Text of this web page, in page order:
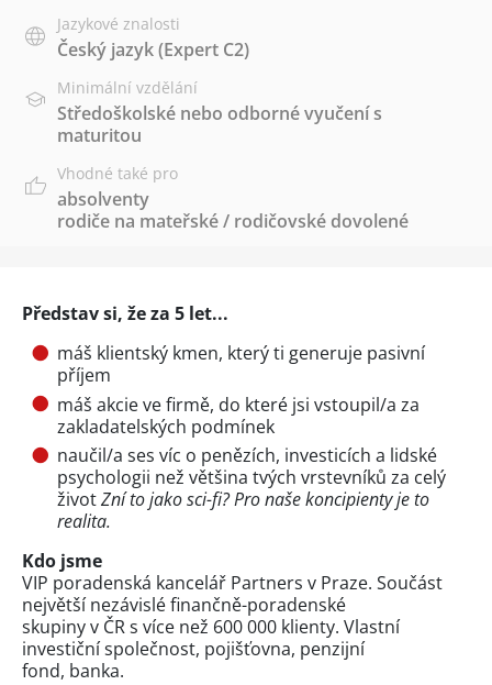
Jazykové znalosti
Český jazyk(Expert C2)
Minimální vzdělání
Středoškolské nebo odborné vyučení s
maturitou
Vhodné také pro
absolventy
rodiče na mateřské / rodičovské dovolené
Představ si, že za 5 let...
máš klientský kmen, který ti generuje pasivní
příjem
máš akcie ve firmě, do které jsi vstoupil/a za
zakladatelských podmínek
naučil/a ses víc o penězích, investicích a lidské
psychologii než většina tvých vrstevníků za celý
životZní to jako sci-fi? Pro naše koncipienty je to
realita.
Kdo jsme
VIP poradenská kancelář Partners v Praze. Součást
největší nezávislé finančně-poradenské
skupiny v ČR s více než 600 000 klienty. Vlastní
investiční společnost, pojišťovna, penzijní
fond, banka.